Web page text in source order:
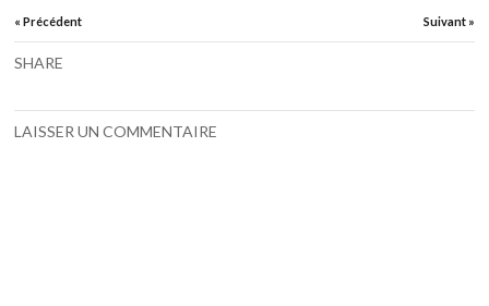
« Précédent Suivant »
SHARE
LAISSER UN COMMENTAIRE